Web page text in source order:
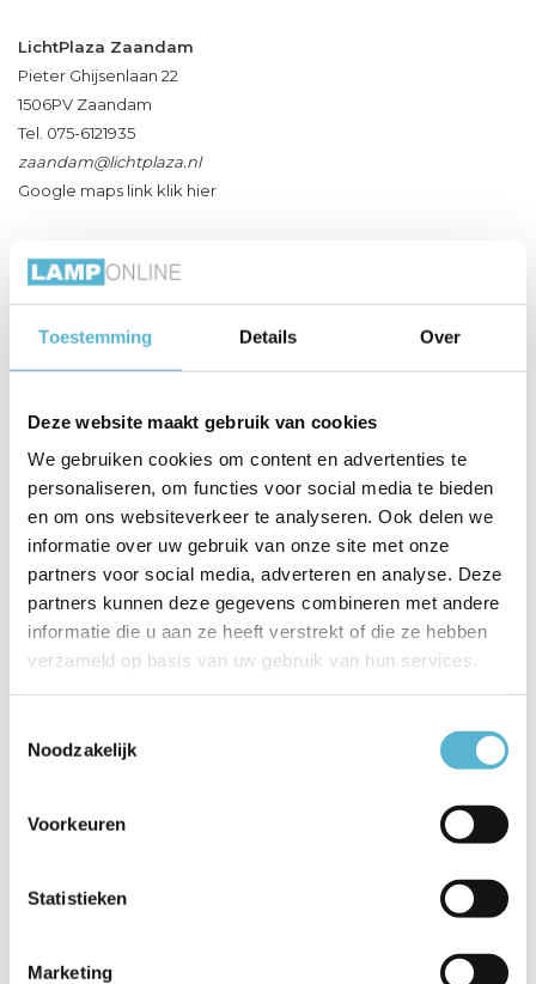
Toestemming Details Over
Deze website maakt gebruik van cookies
We gebruiken cookies om content en advertenties te
personaliseren, om functies voor social media te bieden
en om ons websiteverkeer te analyseren. Ook delen we
informatie over uw gebruik van onze site met onze
partners voor social media, adverteren en analyse. Deze
partners kunnen deze gegevens combineren met andere
informatie die u aan ze heeft verstrekt of die ze hebben
verzameld op basis van uw gebruik van hun services.
Noodzakelijk
Voorkeuren
Statistieken
Marketing
LichtPlaza Zaandam
Pieter Ghijsenlaan 22
1506PV Zaandam
Tel. 075-6121935
zaandam@lichtplaza.nl
Google maps link klik hier